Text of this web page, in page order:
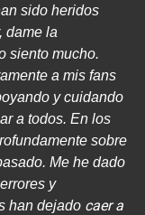
sido heridos
dame la
siento mucho.
a mis fans
y cuidando
a todos. En los
sobre
Me he dado
y
han dejado caer a